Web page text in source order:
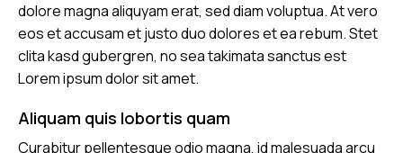
dolore magna aliquyam erat, sed diam voluptua. At vero
eos et accusam et justo duo dolores et ea rebum. Stet
clita kasd gubergren, no sea takimata sanctus est
Lorem ipsum dolor sit amet.
Aliquam quis lobortis quam
Curabitur pellentesque odio magna, id malesuada arcu